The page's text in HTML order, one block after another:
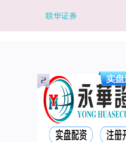
联华证券